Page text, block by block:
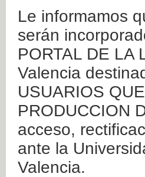
Le informamos
serán
PORTAL DE LA
Valencia
USUARIOS
PRODUCCION
acceso,
ante la
Valencia.